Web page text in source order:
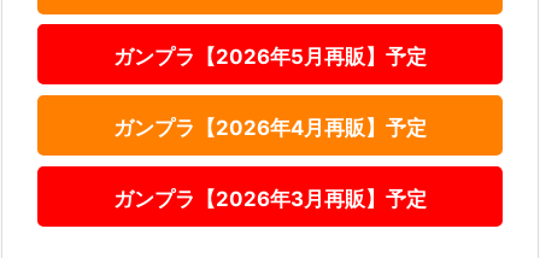
ガンプラ【2026年5月再販】予定
ガンプラ【2026年4月再販】予定
ガンプラ【2026年3月再販】予定